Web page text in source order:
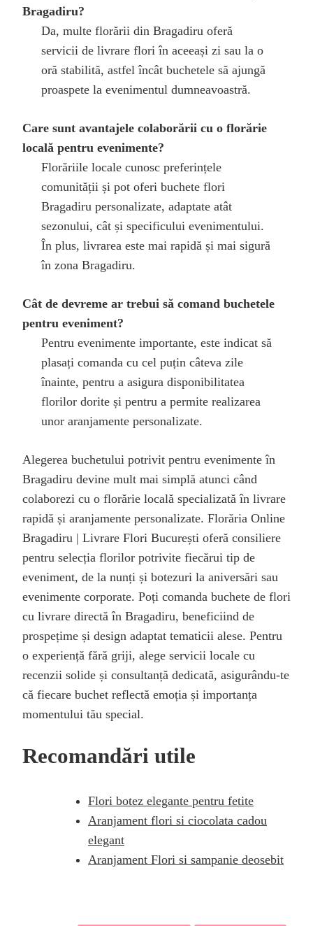
Bragadiru?
Da, multe florării din Bragadiru oferă
servicii de livrare flori în aceeași zi sau la o
oră stabilită, astfel încât buchetele să ajungă
proaspete la evenimentul dumneavoastră.
Care sunt avantajele colaborării cu o florărie
locală pentru evenimente?
Florăriile locale cunosc preferințele
comunității și pot oferi buchete flori
Bragadiru personalizate, adaptate atât
sezonului, cât și specificului evenimentului.
În plus, livrarea este mai rapidă și mai sigură
în zona Bragadiru.
Cât de devreme ar trebui să comand buchetele
pentru eveniment?
Pentru evenimente importante, este indicat să
plasați comanda cu cel puțin câteva zile
înainte, pentru a asigura disponibilitatea
florilor dorite și pentru a permite realizarea
unor aranjamente personalizate.
Alegerea buchetului potrivit pentru evenimente în
Bragadiru devine mult mai simplă atunci când
colaborezi cu o florărie locală specializată în livrare
rapidă și aranjamente personalizate. Florăria Online
Bragadiru | Livrare Flori București oferă consiliere
pentru selecția florilor potrivite fiecărui tip de
eveniment, de la nunți și botezuri la aniversări sau
evenimente corporate. Poți comanda buchete de flori
cu livrare directă în Bragadiru, beneficiind de
prospețime și design adaptat tematicii alese. Pentru
o experiență fără griji, alege servicii locale cu
recenzii solide și consultanță dedicată, asigurându-te
că fiecare buchet reflectă emoția și importanța
momentului tău special.
Recomandări utile
Flori botez elegante pentru fetite
Aranjament flori si ciocolata cadou
elegant
Aranjament Flori si sampanie deosebit